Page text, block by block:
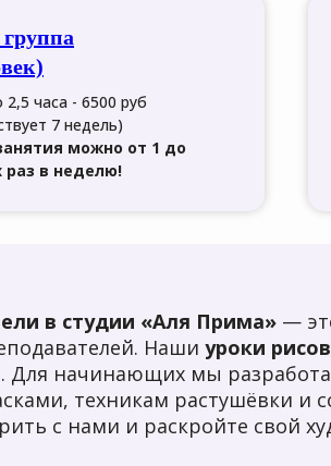
часа - 6500 руб
7 недель)
можно от 1 до
раз в неделю!
в студии «Аля Прима» —
Наши уроки
Для начинающих мы
техникам растушёвки и
с нами и раскройте свой